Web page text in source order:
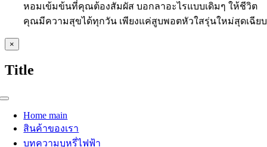
หอมเข้มข้นที่คุณต้องสัมผัส บอกลาอะไรแบบเดิมๆ ให้ชีวิต
คุณมีความสุขได้ทุกวัน เพียงแค่สูบพอตหัวใสรุ่นใหม่สุดเฉียบ
Close
product
view
×
Title
Toggle
NavigationHome main
สินค้าของเรา
บทความบุหรี่ไฟฟ้า